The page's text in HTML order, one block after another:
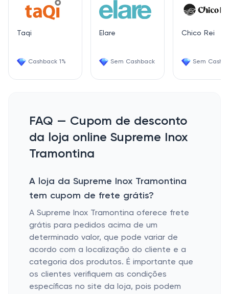
Taqi
Cashback 1%
Elare
Sem Cashback
Chico Rei
Sem
FAQ — Cupom de desconto
da loja online Supreme Inox
Tramontina
A loja da Supreme Inox Tramontina
tem cupom de frete grátis?
A Supreme Inox Tramontina oferece frete
grátis para pedidos acima de um
determinado valor, que pode variar de
acordo com a localização do cliente e a
categoria dos produtos. É importante que
os clientes verifiquem as condições
específicas no site da loja, pois podem